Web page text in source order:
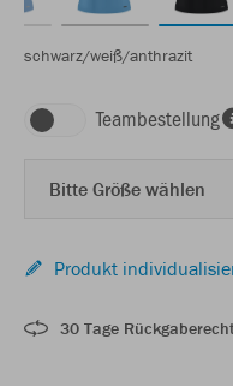
schwarz/weiß/anthrazit
Teambestellung
Bitte Größe wählen
Produkt
30 Tage Rückgaberecht